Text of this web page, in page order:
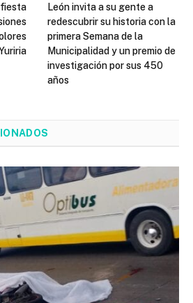
fiesta
León invita a su gente a
redescubrir su historia con la
primera Semana de la
Municipalidad y un premio de
investigación por sus 450
años